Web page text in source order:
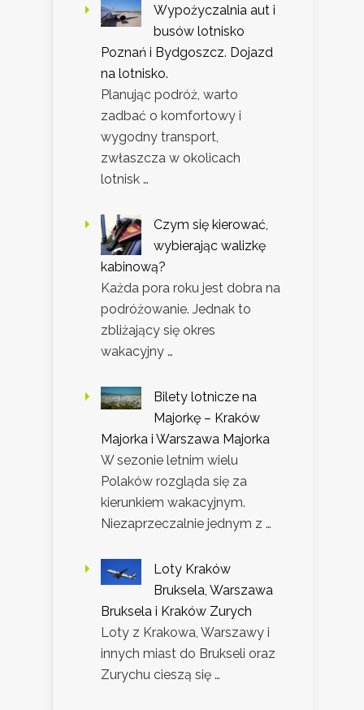
Wypożyczalnia aut i
busów lotnisko
Poznań i Bydgoszcz. Dojazd
na lotnisko.
Planując podróż, warto
zadbać o komfortowy i
wygodny transport,
zwłaszcza w okolicach
lotnisk …
Czym się kierować,
wybierając walizkę
kabinową?
Każda pora roku jest dobra na
podróżowanie. Jednak to
zbliżający się okres
wakacyjny …
Bilety lotnicze na
Majorkę – Kraków
Majorka i Warszawa Majorka
W sezonie letnim wielu
Polaków rozgląda się za
kierunkiem wakacyjnym.
Niezaprzeczalnie jednym z …
Loty Kraków
Bruksela, Warszawa
Bruksela i Kraków Zurych
Loty z Krakowa, Warszawy i
innych miast do Brukseli oraz
Zurychu cieszą się …